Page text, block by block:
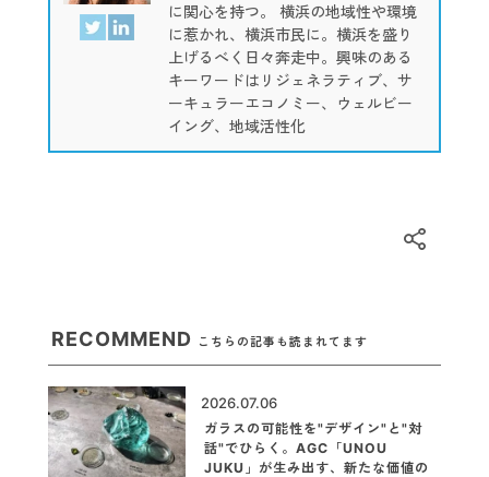
に関心を持つ。 横浜の地域性や環境
に惹かれ、横浜市民に。横浜を盛り
上げるべく日々奔走中。興味のある
キーワードはリジェネラティブ、サ
ーキュラーエコノミー、ウェルビー
イング、地域活性化
RECOMMEND こちらの記事も読まれてます
2026.07.06
ガラスの可能性を"デザイン"と"対
話"でひらく。AGC「UNOU
JUKU」が生み出す、新たな価値の